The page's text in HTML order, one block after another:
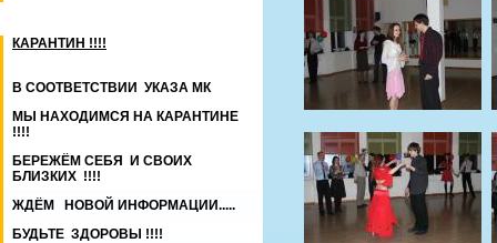
КАРАНТИН !!!!
В СООТВЕТСТВИИ УКАЗА МК
МЫ НАХОДИМСЯ НА КАРАНТИНЕ
!!!!
БЕРЕЖЁМ СЕБЯ И СВОИХ
БЛИЗКИХ !!!!
ЖДЁМ НОВОЙ ИНФОРМАЦИИ.....
БУДЬТЕ ЗДОРОВЫ !!!!